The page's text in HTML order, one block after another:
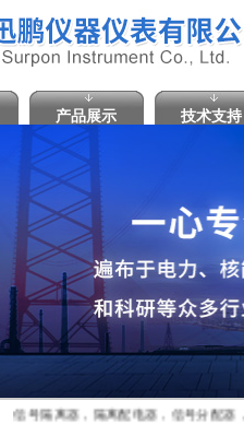
产品展示 技术支持
信号隔离器，隔离配电器，信号分配器